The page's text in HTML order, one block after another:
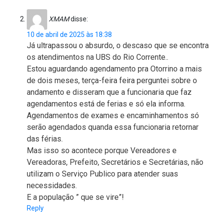
XMAMdisse:
10 de abril de 2025 às 18:38
Já ultrapassou o absurdo, o descaso que se encontra
os atendimentos na UBS do Rio Corrente..
Estou aguardando agendamento pra Otorrino a mais
de dois meses, terça-feira feira perguntei sobre o
andamento e disseram que a funcionaria que faz
agendamentos está de ferias e só ela informa.
Agendamentos de exames e encaminhamentos só
serão agendados quanda essa funcionaria retornar
das férias.
Mas isso so acontece porque Vereadores e
Vereadoras, Prefeito, Secretários e Secretárias, não
utilizam o Serviço Publico para atender suas
necessidades.
E a população ” que se vire”!
Reply